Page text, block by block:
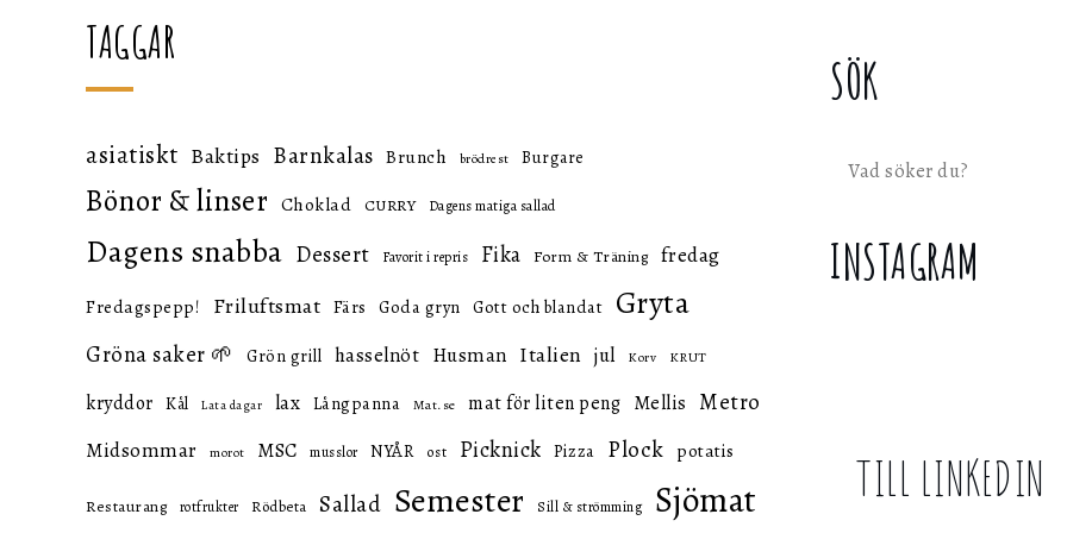
TAGGAR
asiatiskt Baktips Barnkalas Brunch brödrest Burgare
Bönor & linser Choklad CURRY Dagens matiga sallad
Dagens snabba Dessert Favorit i repris Fika Form & Träning fredag
Fredagspepp! Friluftsmat Färs Goda gryn Gott och blandat Gryta
Gröna saker 🌱 Grön grill hasselnöt Husman Italien jul Korv KRUT
kryddor Kål Lata dagar lax Långpanna Mat.se mat för liten peng Mellis Metro
Midsommar morot MSC musslor NYÅR ost Picknick Pizza Plock potatis
Restaurang rotfrukter Rödbeta Sallad Semester Sill & strömming Sjömat
SÖK
Sök
INSTAGRAM
TILL LINKEDIN